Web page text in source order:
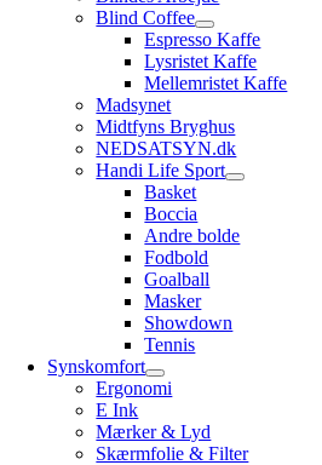
Blind Coffee
Espresso Kaffe
Lysristet Kaffe
Mellemristet Kaffe
Madsynet
Midtfyns Bryghus
NEDSATSYN.dk
Handi Life Sport
Basket
Boccia
Andre bolde
Fodbold
Goalball
Masker
Showdown
Tennis
Synskomfort
Ergonomi
E Ink
Mærker & Lyd
Skærmfolie & Filter